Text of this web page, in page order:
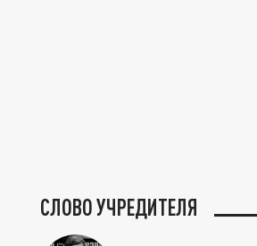
СЛОВО УЧРЕДИТЕЛЯ